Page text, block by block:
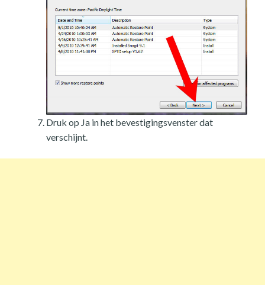
Druk op Ja in het bevestigingsvenster dat
verschijnt.